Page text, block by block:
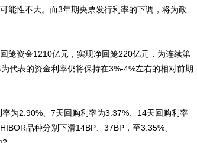
能性不大。而3年期央票发行利率的下调，将为政
资金1210亿元，实现净回笼220亿元，为连续第
代表的资金利率仍将保持在3%-4%左右的相对前期
2.90%、7天回购利率为3.37%、14天回购利率
品种分别下滑14BP、37BP，至3.35%、